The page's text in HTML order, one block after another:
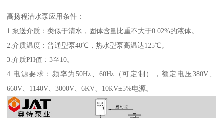
高扬程潜水泵应用条件：
1.泵送介质：类似于清水，固体含量比重不大于0.02%的液体。
2.介质温度：普通型泵40℃，热水型泵高温达125℃。
3.介质PH值：3至10。
4.电源要求：频率为50Hz、60Hz（可定制），额定电压380V、
660V、1140V、3000V、6KV、10KV±5%电源。